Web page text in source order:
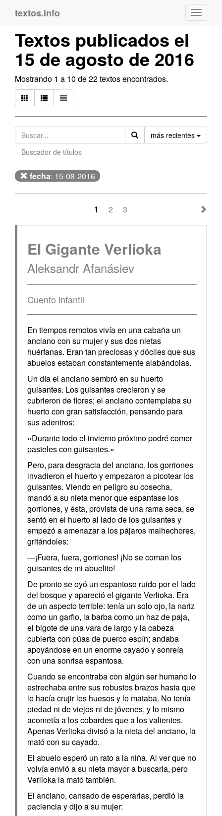
textos.info
Textos publicados el
15 de agosto de 2016
Mostrando 1 a 10 de 22 textos encontrados.
más recientes
Buscador de títulos
fecha: 15-08-2016
1 2 3
El Gigante Verlioka
Aleksandr Afanásiev
Cuento infantil
En tiempos remotos vivía en una cabaña un
anciano con su mujer y sus dos nietas
huérfanas. Eran tan preciosas y dóciles que sus
abuelos estaban constantemente alabándolas.
Un día el anciano sembró en su huerto
guisantes. Los guisantes crecieron y se
cubrieron de flores; el anciano contemplaba su
huerto con gran satisfacción, pensando para
sus adentros:
«Durante todo el invierno próximo podré comer
pasteles con guisantes.»
Pero, para desgracia del anciano, los gorriones
invadieron el huerto y empezaron a picotear los
guisantes. Viendo en peligro su cosecha,
mandó a su nieta menor que espantase los
gorriones, y ésta, provista de una rama seca, se
sentó en el huerto al lado de los guisantes y
empezó a amenazar a los pájaros malhechores,
gritándoles:
—¡Fuera, fuera, gorriones! ¡No se coman los
guisantes de mi abuelito!
De pronto se oyó un espantoso ruido por el lado
del bosque y apareció el gigante Verlioka. Era
de un aspecto terrible: tenía un solo ojo, la nariz
como un garfio, la barba como un haz de paja,
el bigote de una vara de largo y la cabeza
cubierta con púas de puerco espín; andaba
apoyándose en un enorme cayado y sonreía
con una sonrisa espantosa.
Cuando se encontraba con algún ser humano lo
estrechaba entre sus robustos brazos hasta que
le hacía crujir los huesos y lo mataba. No tenía
piedad ni de viejos ni de jóvenes, y lo mismo
acometía a los cobardes que a los valientes.
Apenas Verlioka divisó a la nieta del anciano, la
mató con su cayado.
El abuelo esperó un rato a la niña. Al ver que no
volvía envió a su nieta mayor a buscarla, pero
Verlioka la mató también.
El anciano, cansado de esperarlas, perdió la
paciencia y dijo a su mujer: